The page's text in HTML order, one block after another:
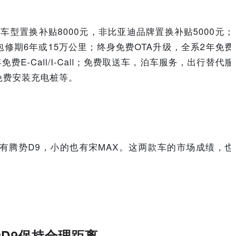
型置换补贴8000元，非比亚迪品牌置换补贴5000元；
期6年或15万公里；终身免费OTA升级，全系2年免
费E-Call/I-Call；免费取送车，泊车服务，出行替代
安装充电桩等。
腾势D9，小的也有宋MAX。这两款车的市场成绩，